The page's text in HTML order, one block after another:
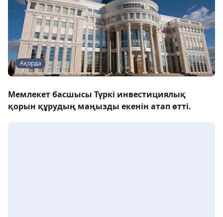
Ақорда
Мемлекет басшысы Түркі инвестициялық
қорын құрудың маңызды екенін атап өтті.